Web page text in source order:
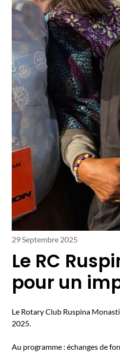
29 Septembre 2025
Le RC
pour un
Le Rotary Club Ruspina
2025.
Au programme : échanges de